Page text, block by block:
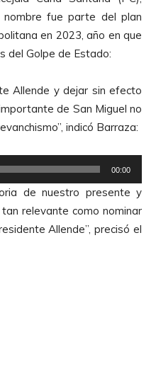
fue parte del plan
en 2023, año en que
del Golpe de Estado:
Allende y dejar sin efecto
de San Miguel no
indicó Barraza:
00:00
de nuestro presente y
relevante como nominar
Allende”, precisó el